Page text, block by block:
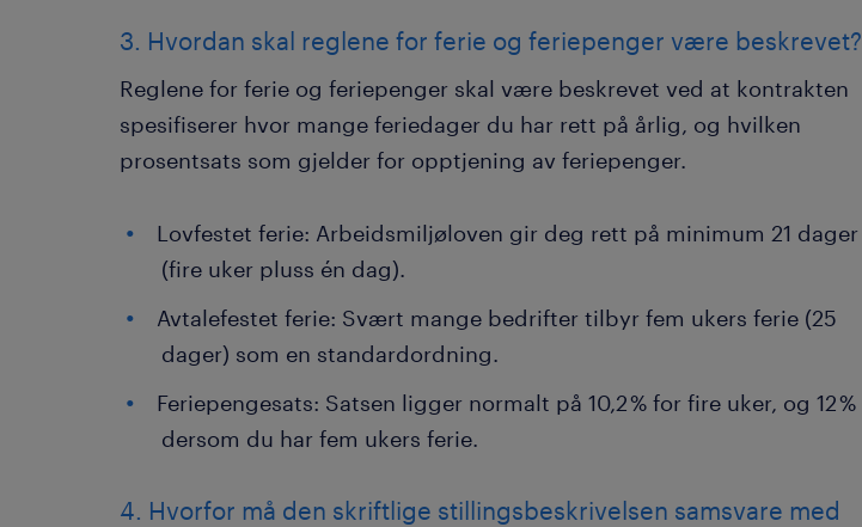
3. Hvordan skal reglene for ferie og feriepenger være beskrevet?
Reglene for ferie og feriepenger skal være beskrevet ved at kontrakten
spesifiserer hvor mange feriedager du har rett på årlig, og hvilken
prosentsats som gjelder for opptjening av feriepenger.
Lovfestet ferie: Arbeidsmiljøloven gir deg rett på minimum 21 dager
(fire uker pluss én dag).
Avtalefestet ferie: Svært mange bedrifter tilbyr fem ukers ferie (25
dager) som en standardordning.
Feriepengesats: Satsen ligger normalt på 10,2 % for fire uker, og 12 %
dersom du har fem ukers ferie.
4. Hvorfor må den skriftlige stillingsbeskrivelsen samsvare med